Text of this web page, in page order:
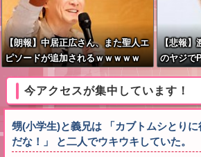
【朗報】中居正広さん、また聖人エ
ピソードが追加されるｗｗｗｗｗ
【悲報】
のヤジで
今アクセスが集中しています！
甥(小学生)と義兄は 「カブトムシとり
だな！」 と二人でウキウキしていた。